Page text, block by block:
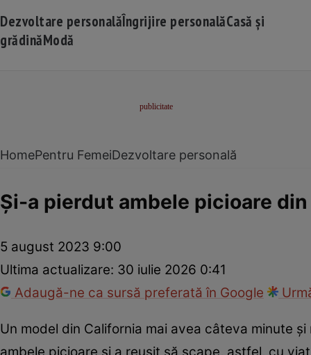
Dezvoltare personalăÎngrijire personalăCasă și
grădinăModă
HomePentru FemeiDezvoltare personală
Și-a pierdut ambele picioare
5 august 2023 9:00
Ultima actualizare: 30 iulie 2026 0:41
Adaugă-ne ca sursă preferată în Google
Un model din California mai avea câteva minute